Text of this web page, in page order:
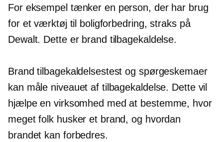
For eksempel tænker en person, der har brug
for et værktøj til boligforbedring, straks på
Dewalt. Dette er brand tilbagekaldelse.
Brand tilbagekaldelsestest og spørgeskemaer
kan måle niveauet af tilbagekaldelse. Dette vil
hjælpe en virksomhed med at bestemme, hvor
meget folk husker et brand, og hvordan
brandet kan forbedres.